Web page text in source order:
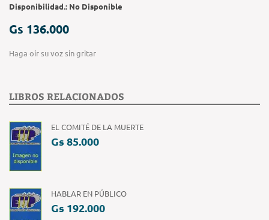
Disponibilidad.: No Disponible
Gs 136.000
Haga oír su voz sin gritar
LIBROS RELACIONADOS
EL COMITÉ DE LA MUERTE
Gs 85.000
HABLAR EN PÚBLICO
Gs 192.000